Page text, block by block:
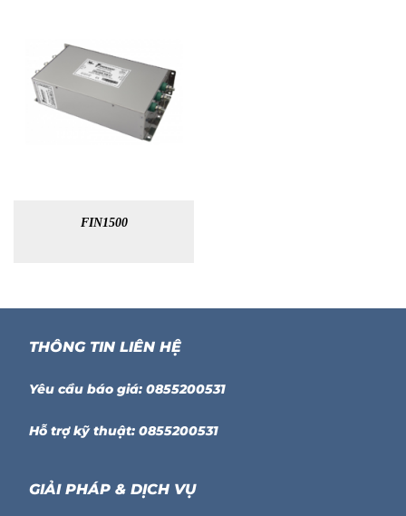
FIN1500
THÔNG TIN LIÊN HỆ
Yêu cầu báo giá: 0855200531
Hỗ trợ kỹ thuật: 0855200531
GIẢI PHÁP & DỊCH VỤ